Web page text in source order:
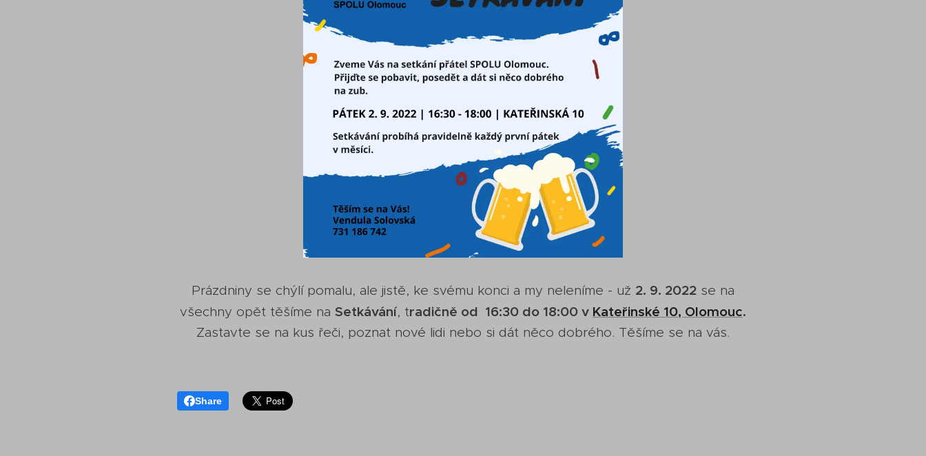
Prázdniny se chýlí pomalu, ale jistě, ke svému konci a my neleníme - už 2. 9. 2022 se na
všechny opět těšíme na Setkávání, tradičně od 16:30 do 18:00 v Kateřinské 10, Olomouc.
Zastavte se na kus řeči, poznat nové lidi nebo si dát něco dobrého. Těšíme se na vás.
Share